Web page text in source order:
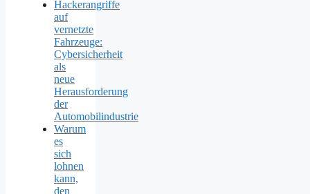
Hackerangriffe
auf
vernetzte
Fahrzeuge:
Cybersicherheit
als
neue
Herausforderung
der
Automobilindustrie
Warum
es
sich
lohnen
kann,
den